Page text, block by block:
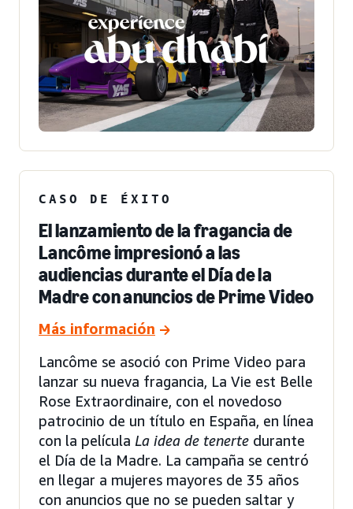
CASO DE ÉXITO
El lanzamiento de la fragancia de
Lancôme impresionó a las
audiencias durante el Día de la
Madre con anuncios de Prime Video
Más información
Lancôme se asoció con Prime Video para
lanzar su nueva fragancia, La Vie est Belle
Rose Extraordinaire, con el novedoso
patrocinio de un título en España, en línea
con la película La idea de tenerte durante
el Día de la Madre. La campaña se centró
en llegar a mujeres mayores de 35 años
con anuncios que no se pueden saltar y